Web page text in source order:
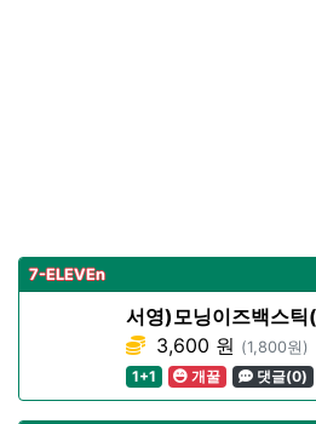
7-ELEVEn
서영)모닝이즈백스
3,600 원 (1,800원)
1+1
개꿀 댓글(0)